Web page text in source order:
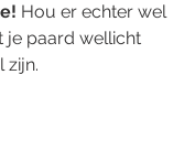
Hou er echter wel
je paard wellicht
zijn.